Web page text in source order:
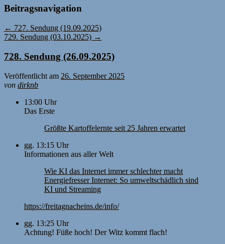
Beitragsnavigation
← 727. Sendung (19.09.2025)
729. Sendung (03.10.2025) →
728. Sendung (26.09.2025)
Veröffentlicht am 26. September 2025
von dirknb
13:00 Uhr
Das Erste
Größte Kartoffelernte seit 25 Jahren erwartet
gg. 13:15 Uhr
Informationen aus aller Welt
Wie KI das Internet immer schlechter macht
Energiefresser Internet: So umweltschädlich sind
KI und Streaming
https://freitagnacheins.de/info/
gg. 13:25 Uhr
Achtung! Füße hoch! Der Witz kommt flach!